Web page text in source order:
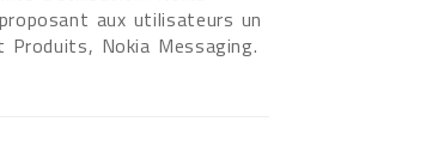
aux utilisateurs un
Nokia Messaging.